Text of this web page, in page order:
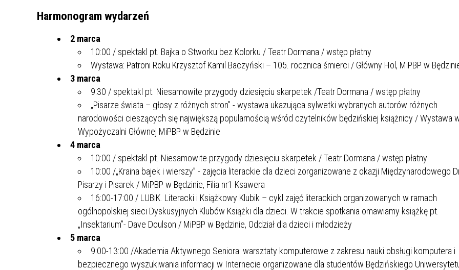
KARTA DUŻEJ RODZINY
AKTYWIZACJA SPOŁECZNO–
ZAWODOWA OSÓB
NIEPEŁNOSPRAWNYCH
PLAN OGÓLNY BĘDZIŃSKA KARTA SENIORA
PODATKI LOKALNE –
PODSTAWOWE INFORMACJE,
STAWKI I FORMULARZE
KAMPANIA EDUKACYJNO-
EKOLOGICZNA W RAMACH
PROJEKTU ZAGŁĘBIOWSKI PARK
LINEARNY
REJESTR DANYCH
KONTAKTOWYCH (RDK)
INFORMACJE ZUS INFORMACJE MOPS BĘDZIN INFORMACJE ARIMR
INFORMACJE KRUS URZĄD SKARBOWY
INFORMACJE DOTYCZĄCE
TRANSPLANTACJI
SZANSA – FORMY AKTYWNEGO
WSPARCIA OBSZARU
MŁODZIEŻOWA RADA MIASTA
BĘDZINA
WYKAZ ZWIERZĄT
Z TERENU MIASTA
AWANS ZAWODOWY NAUCZYCIELI
NIEPUBLICZNYCH
KSZTAŁCENIA
MŁODOCIANYCH
STYPENDIUM MIASTA BĘDZINA
PAŃSTWOWA SZKOŁA MUZYCZNA
I ST. IM. FRYDERYKA CHOPINA
ZADANIA DOFINANSOWANE
BUDŻETU PAŃSTWA
DOTACJE DLA NIEPUBLICZNYCH
SZKÓŁ I PRZEDSZKOLI W
BĘDZINIE
MIĘDZYZAKŁADOWA KASA
ZAPOMOGOWO-POŻYCZKOWA
DOFINANSOWANIE
ŚRODOWISKA I GOSPODARKI
WODNEJ W KATOWICACH
POMOC ZDROWOTNA DLA
NAUCZYCIELI
„PRZYJAZNA SZKOŁA” RZĄDOWY
PROGRAM WYRÓWNYWANIA
SZANS EDUKACYJNYCH DZIECI I
W LATACH 2025-2027
KONKURSY NA STANOWISKO
DYREKTORA
Harmonogram wydarzeń
2 marca
10:00 / spektakl pt. Bajka o Stworku bez Kolorku / Teatr Dormana / wstęp płatny
Wystawa: Patroni Roku Krzysztof Kamil Baczyński – 105. rocznica śmierci / Główny Hol, MiPBP w
3 marca
9:30 / spektakl pt. Niesamowite przygody dziesięciu skarpetek /Teatr Dormana / wstęp płatny
„Pisarze świata – głosy z różnych stron” - wystawa ukazująca sylwetki wybranych autorów różnych
narodowości cieszących się największą popularnością wśród czytelników będzińskiej książnicy / Wystawa
Wypożyczalni Głównej MiPBP w Będzinie
4 marca
10:00 / spektakl pt. Niesamowite przygody dziesięciu skarpetek / Teatr Dormana / wstęp płatny
10:00 /„Kraina bajek i wierszy” - zajęcia literackie dla dzieci zorganizowane z okazji Międzynarodowego
Pisarzy i Pisarek / MiPBP w Będzinie, Filia nr1 Ksawera
16:00-17:00 / LUBiK. Literacki i Książkowy Klubik – cykl zajęć literackich organizowanych w ramach
ogólnopolskiej sieci Dyskusyjnych Klubów Książki dla dzieci. W trakcie spotkania omawiamy książkę pt.
„Insektarium”- Dave Doulson / MiPBP w Będzinie, Oddział dla dzieci i młodzieży
5 marca
9:00-13:00 /Akademia Aktywnego Seniora: warsztaty komputerowe z zakresu nauki obsługi komputera i
bezpiecznego wyszukiwania informacji w Internecie organizowane dla studentów Będzińskiego